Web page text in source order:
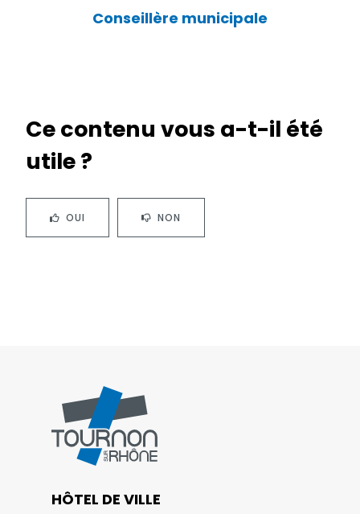
Conseillère municipale
Ce contenu vous a-t-il été
utile ?
OUI NON
HÔTEL DE VILLE